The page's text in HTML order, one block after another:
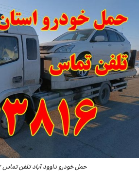
حمل خودرو داوود آباد تلفن تماس 0863816